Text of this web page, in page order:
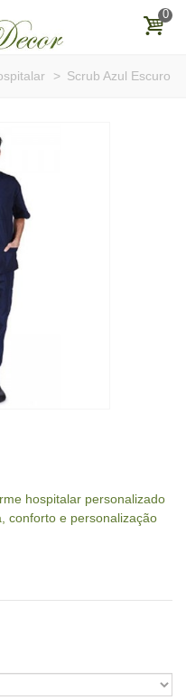
0
> Scrub Azul Escuro
hospitalar personalizado
conforto e personalização